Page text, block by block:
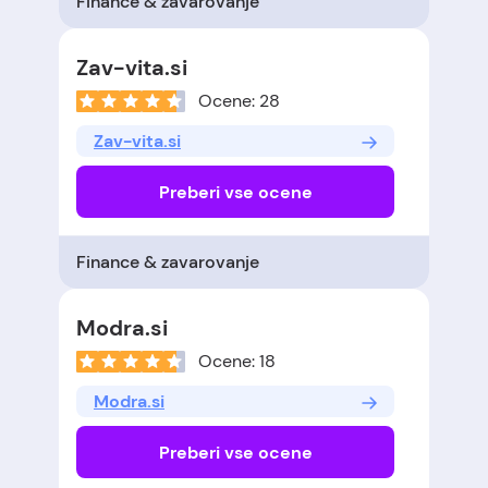
Zav-vita.si
Ocene: 28
Zav-vita.si
Preberi vse ocene
Finance & zavarovanje
Modra.si
Ocene: 18
Modra.si
Preberi vse ocene